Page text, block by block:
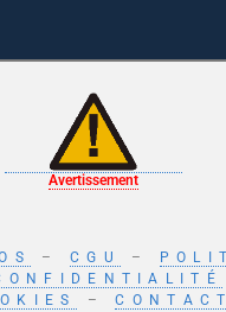
Avertissement
– CGU –
–CONTACT